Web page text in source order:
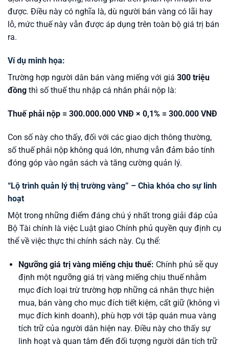
được. Điều này có nghĩa là, dù người bán vàng có lãi hay
lỗ, mức thuế này vẫn được áp dụng trên toàn bộ giá trị bán
ra.
Ví dụ minh họa:
Trường hợp người dân bán vàng miếng với giá 300 triệu
đồng thì số thuế thu nhập cá nhân phải nộp là:
Thuế phải nộp = 300.000.000 VNĐ × 0,1% = 300.000 VNĐ
Con số này cho thấy, đối với các giao dịch thông thường,
số thuế phải nộp không quá lớn, nhưng vẫn đảm bảo tính
đóng góp vào ngân sách và tăng cường quản lý.
“Lộ trình quản lý thị trường vàng” – Chìa khóa cho sự linh
hoạt
Một trong những điểm đáng chú ý nhất trong giải đáp của
Bộ Tài chính là việc Luật giao Chính phủ quyền quy định cụ
thể về việc thực thi chính sách này. Cụ thể:
Ngưỡng giá trị vàng miếng chịu thuế: Chính phủ sẽ quy
định một ngưỡng giá trị vàng miếng chịu thuế nhằm
mục đích loại trừ trường hợp những cá nhân thực hiện
mua, bán vàng cho mục đích tiết kiệm, cất giữ (không vì
mục đích kinh doanh), phù hợp với tập quán mua vàng
tích trữ của người dân hiện nay. Điều này cho thấy sự
linh hoạt và quan tâm đến đối tượng người dân tích trữ